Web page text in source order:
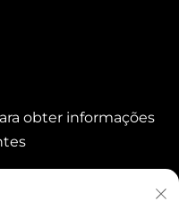
obter informações